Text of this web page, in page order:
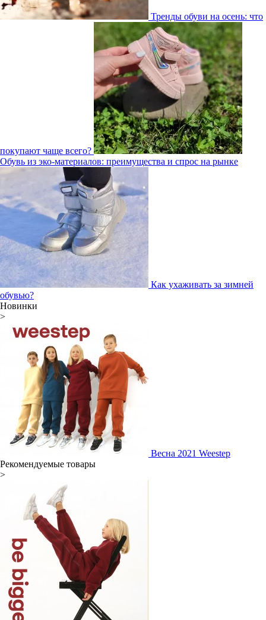
Тренды обуви на осень: что
покупают чаще всего?
Обувь из эко-материалов: преимущества и спрос на рынке
Как ухаживать за зимней
обувью?
Новинки
>
Весна 2021 Weestep
Рекомендуемые товары
>